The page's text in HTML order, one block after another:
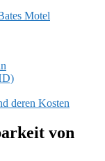
Motel
deren Kosten
von